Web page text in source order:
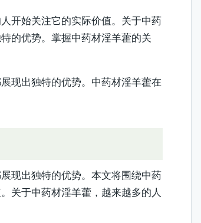
开始关注它的实际价值。关于中药
的优势。掌握中药材淫羊藿的关
现出独特的优势。中药材淫羊藿在
现出独特的优势。本文将围绕中药
关于中药材淫羊藿，越来越多的人